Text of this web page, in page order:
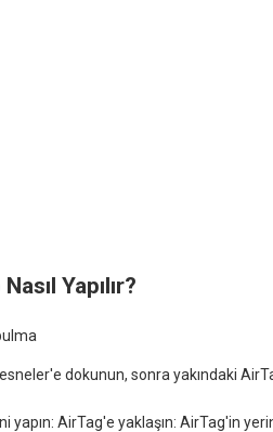
Yapılır?
dokunun, sonra yakındaki
yapın: AirTag'e yaklaşın: AirTag'in